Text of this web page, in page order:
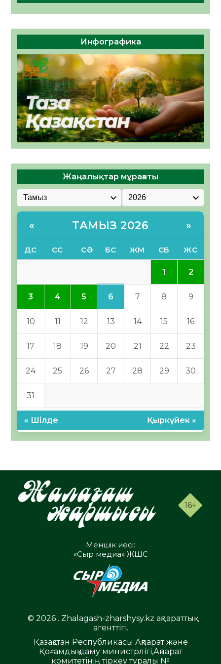
Инфографика
Жаңалықтар мұрағаты
« ТАМЫЗ 2026 »
ДС СС СӘ БС ЖМ СБ ЖС
1 2
3 4 5 6 7 8 9
10 11 12 13 14 15 16
17 18 19 20 21 22 23
24 25 26 27 28 29 30
31
« Шілде Қыркүйек »
16+
Меншік иесі:
«Сыр медиа» ЖШС
© 2026 . Zhalagash-zharshysy.kz ақпараттық
агенттігі.
Қазақстан Республикасы Ақпарат және
Қоғамдық даму министрлігі,Ақпарат
комитетінің тіркеу туралы №